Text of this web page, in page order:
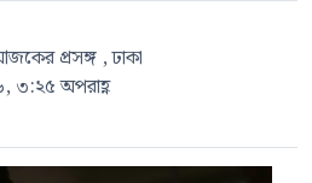
প্রসঙ্গ , ঢাকা
অপরাহ্ণ